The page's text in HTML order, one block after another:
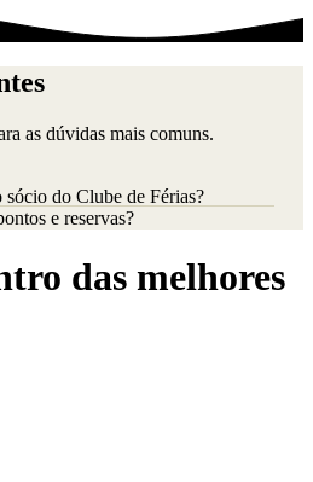
as dúvidas mais comuns.
sócio do Clube de Férias?
e reservas?
das melhores